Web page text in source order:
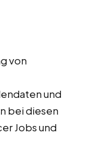
von
und
bei diesen
Jobs und